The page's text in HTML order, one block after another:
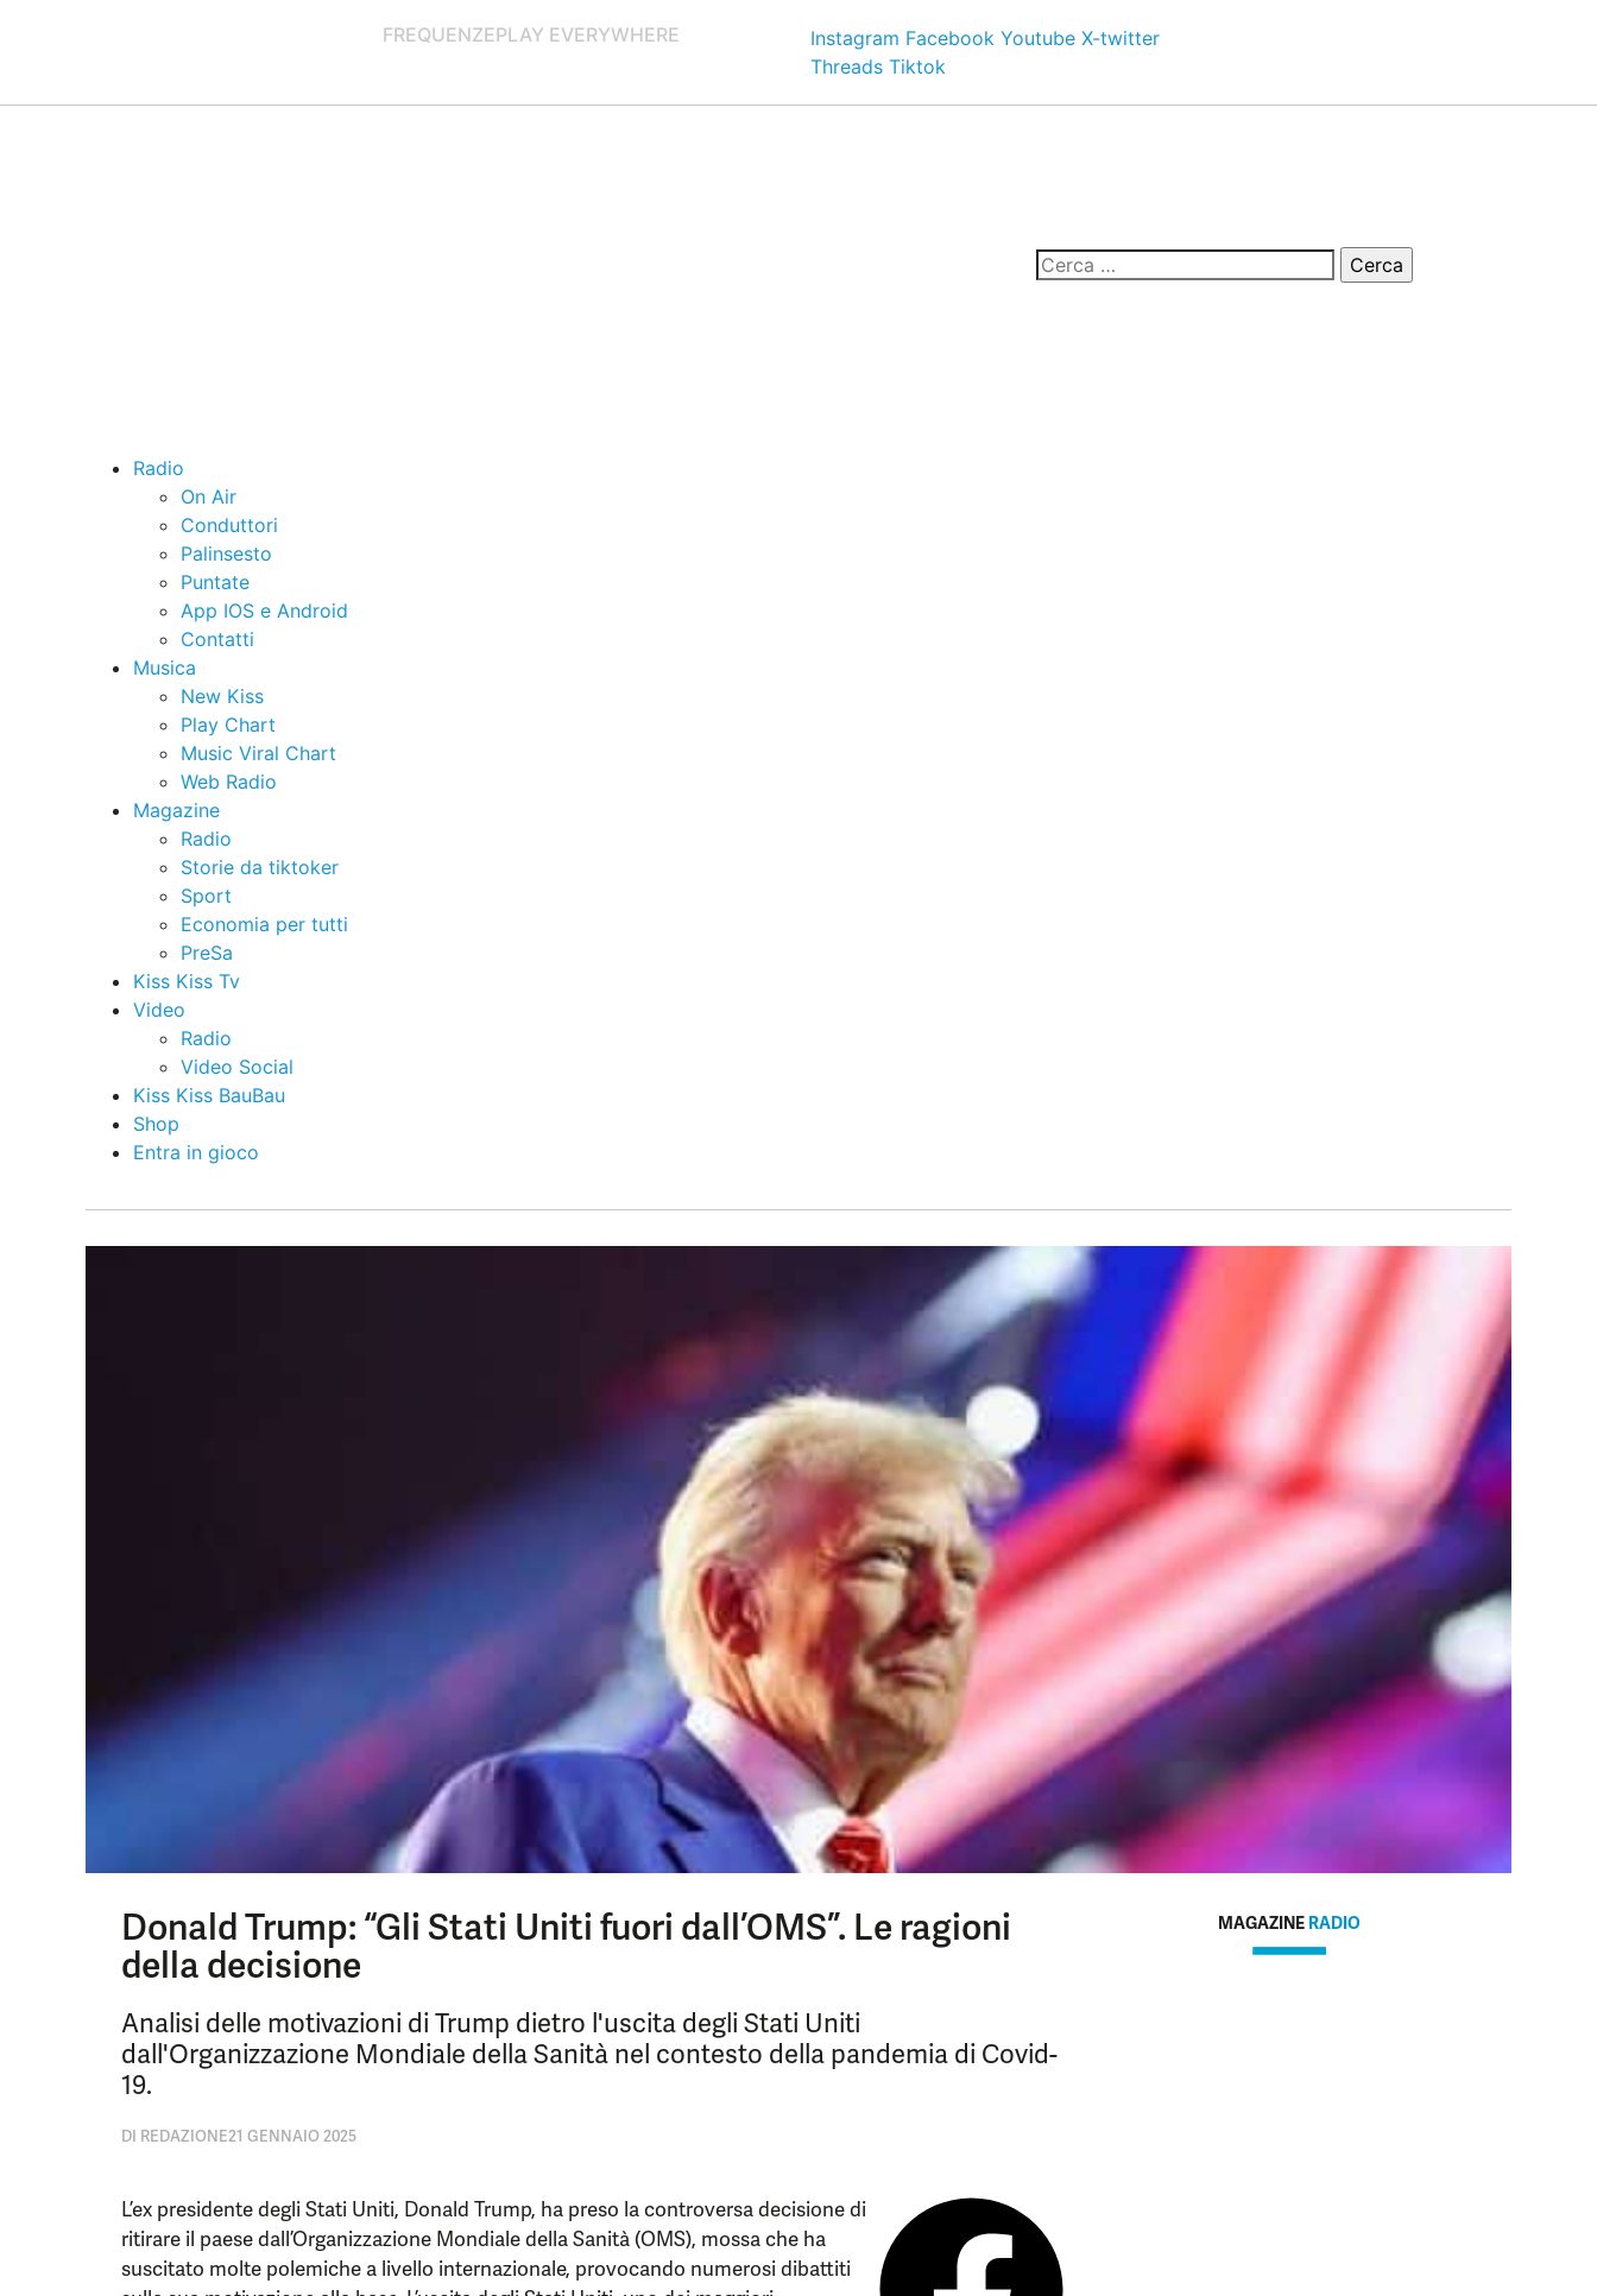
FREQUENZEPLAY EVERYWHERE Instagram Facebook Youtube X-twitter
Threads Tiktok
Radio
On Air
Conduttori
Palinsesto
Puntate
App IOS e Android
Contatti
Musica
New Kiss
Play Chart
Music Viral Chart
Web Radio
Magazine
Radio
Storie da tiktoker
Sport
Economia per tutti
PreSa
Kiss Kiss Tv
Video
Radio
Video Social
Kiss Kiss BauBau
Shop
Entra in gioco
Donald Trump: “Gli Stati Uniti fuori dall’OMS”. Le ragioni
della decisione
Analisi delle motivazioni di Trump dietro l'uscita degli Stati Uniti
dall'Organizzazione Mondiale della Sanità nel contesto della pandemia di Covid-
19.
DI REDAZIONE21 GENNAIO 2025
L’ex presidente degli Stati Uniti, Donald Trump, ha preso la controversa decisione di
ritirare il paese dall’Organizzazione Mondiale della Sanità (OMS), mossa che ha
suscitato molte polemiche a livello internazionale, provocando numerosi dibattiti
MAGAZINE RADIO